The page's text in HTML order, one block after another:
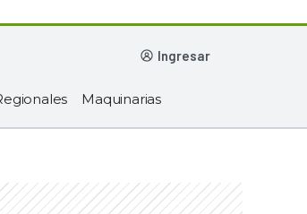
ingresar
Maquinarias